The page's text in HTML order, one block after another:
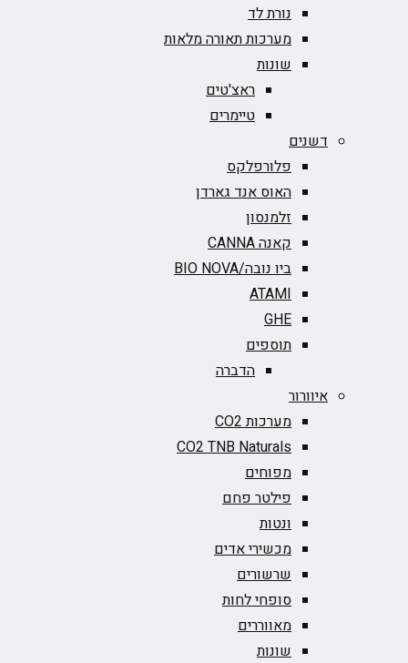
נורת לד
מערכות תאורה מלאות
שונות
ראצ'טים
טיימרים
דשנים
פלורפלקס
האוס אנד גארדן
זלמנסון
קאנה CANNA
ביו נובה/BIO NOVA‏
ATAMI
GHE
תוספים
הדברה
איוורור
מערכות CO2
CO2 TNB Naturals
מפוחים
פילטר פחם
ונטות
מכשירי אדים
שרשורים
סופחי לחות
מאווררים
שונות